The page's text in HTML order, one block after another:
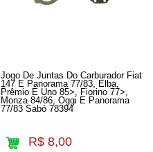
Jogo De Juntas Do Carburador Fiat
147 E Panorama 77/83, Elba,
Prêmio E Uno 85>, Fiorino 77>,
Monza 84/86, Oggi E Panorama
77/83 Sabó 78394
R$ 8,00